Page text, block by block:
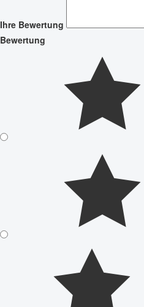
Ihre Bewertung
Bewertung